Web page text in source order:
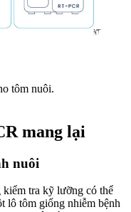
tôm nuôi.
mang lại
nuôi
tra kỹ lưỡng có thể
lô tôm giống nhiễm bệnh